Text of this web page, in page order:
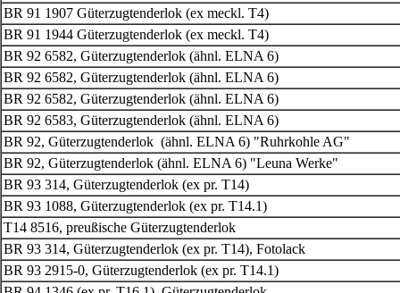
BR 91 1907 Güterzugtenderlok (ex meckl. T4)
BR 91 1944 Güterzugtenderlok (ex meckl. T4)
BR 92 6582, Güterzugtenderlok (ähnl. ELNA 6)
BR 92 6582, Güterzugtenderlok (ähnl. ELNA 6)
BR 92 6582, Güterzugtenderlok (ähnl. ELNA 6)
BR 92 6583, Güterzugtenderlok (ähnl. ELNA 6)
BR 92, Güterzugtenderlok (ähnl. ELNA 6) "Ruhrkohle AG"
BR 92, Güterzugtenderlok (ähnl. ELNA 6) "Leuna Werke"
BR 93 314, Güterzugtenderlok (ex pr. T14)
BR 93 1088, Güterzugtenderlok (ex pr. T14.1)
T14 8516, preußische Güterzugtenderlok
BR 93 314, Güterzugtenderlok (ex pr. T14), Fotolack
BR 93 2915-0, Güterzugtenderlok (ex pr. T14.1)